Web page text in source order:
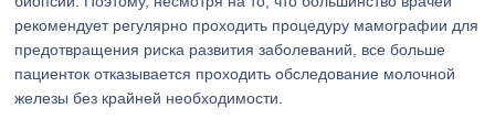
рекомендует регулярно проходить процедуру мамографии для
предотвращения риска развития заболеваний, все больше
пациенток отказывается проходить обследование молочной
железы без крайней необходимости.